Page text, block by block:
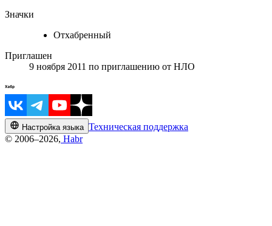
Значки
Отхабренный
Приглашен
9 ноября 2011 по приглашению от НЛО
Настройка языка Техническая поддержка
© 2006–2026, Habr